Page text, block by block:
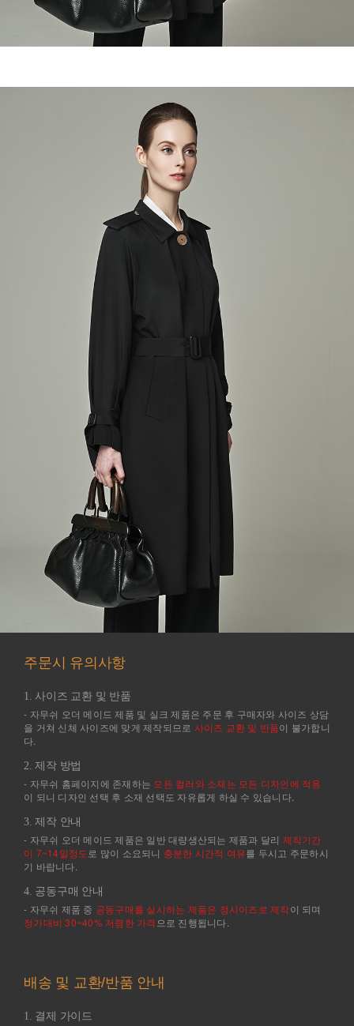
주문시 유의사항
1. 사이즈 교환 및 반품
- 자무쉬 오더 메이드 제품 및 실크 제품은 주문 후 구매자와 사이즈 상담
을 거쳐 신체 사이즈에 맞게 제작되므로 사이즈 교환 및 반품이 불가합니
다.
2. 제작 방법
- 자무쉬 홈페이지에 존재하는 모든 컬러와 소재는 모든 디자인에 적용
이 되니 디자인 선택 후 소재 선택도 자유롭게 하실 수 있습니다.
3. 제작 안내
- 자무쉬 오더 메이드 제품은 일반 대량생산되는 제품과 달리 제작기간
이 7~14일정도 로 많이 소요되니 충분한 시간적 여유를 두시고 주문하시
기 바랍니다.
4. 공동구매 안내
- 자무쉬 제품 중 공동구매를 실시하는 제품은 정사이즈로 제작이 되며
정가대비 30~40% 저렴한 가격 으로 진행됩니다.
배송 및 교환/반품 안내
1. 결제 가이드